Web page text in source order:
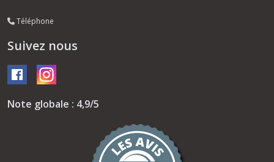
Téléphone
Suivez nous
Note globale : 4,9/5